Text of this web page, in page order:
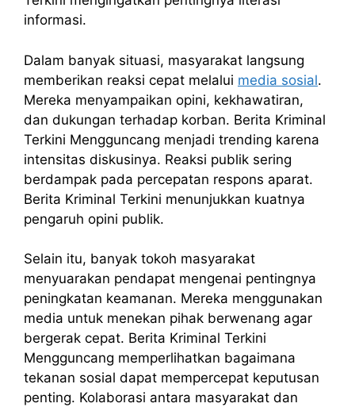
informasi.
Dalam banyak situasi, masyarakat langsung
memberikan reaksi cepat melalui media sosial.
Mereka menyampaikan opini, kekhawatiran,
dan dukungan terhadap korban. Berita Kriminal
Terkini Mengguncang menjadi trending karena
intensitas diskusinya. Reaksi publik sering
berdampak pada percepatan respons aparat.
Berita Kriminal Terkini menunjukkan kuatnya
pengaruh opini publik.
Selain itu, banyak tokoh masyarakat
menyuarakan pendapat mengenai pentingnya
peningkatan keamanan. Mereka menggunakan
media untuk menekan pihak berwenang agar
bergerak cepat. Berita Kriminal Terkini
Mengguncang memperlihatkan bagaimana
tekanan sosial dapat mempercepat keputusan
penting. Kolaborasi antara masyarakat dan